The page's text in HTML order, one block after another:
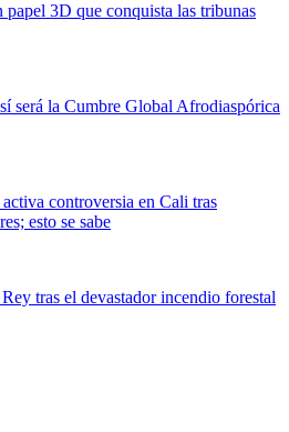
papel 3D que conquista las tribunas
será la Cumbre Global Afrodiaspórica
controversia en Cali tras
esto se sabe
tras el devastador incendio forestal